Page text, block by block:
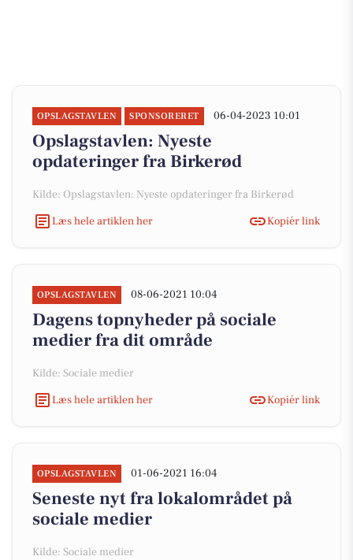
OPSLAGSTAVLEN SPONSORERET 06-04-2023 10:01
Opslagstavlen: Nyeste
opdateringer fra Birkerød
Kilde: Opslagstavlen: Nyeste opdateringer fra Birkerød
Læs hele artiklen her
Kopiér link
OPSLAGSTAVLEN 08-06-2021 10:04
Dagens topnyheder på sociale
medier fra dit område
Kilde: Sociale medier
Læs hele artiklen her
Kopiér link
OPSLAGSTAVLEN 01-06-2021 16:04
Seneste nyt fra lokalområdet på
sociale medier
Kilde: Sociale medier